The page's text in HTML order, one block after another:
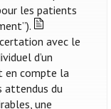
les patients
avec le
d’un
en compte la
attendus du
une